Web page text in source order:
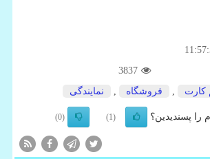
3837
كارت فروشگاه نمایندگی
را پسندیدین؟ (1)
(0)